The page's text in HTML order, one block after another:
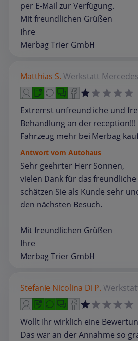
per E-Mail zur Verfügung.
Mit freundlichen Grüßen
Ihre
Merbag Trier GmbH
Matthias S. Werkstatt Mercedes
Extremst unfreundliche und
Behandlung an der reception!!!
Fahrzeug mehr bei Merbag
Antwort vom Autohaus
Sehr geehrter Herr Sonnen,
vielen Dank für das
schätzen Sie als Kunde sehr
den nächsten Besuch.
Mit freundlichen Grüßen
Ihre
Merbag Trier GmbH
Stefanie Nicolina Di P.
Wollt Ihr wirklich eine
Das war an der Annahme so